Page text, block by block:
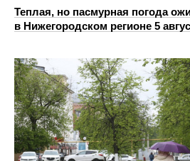
Теплая, но пасмурная погода
в Нижегородском регионе 5